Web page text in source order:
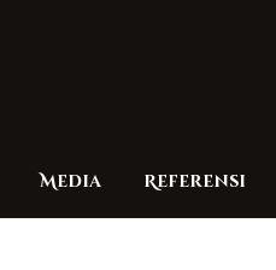
Media Referensi